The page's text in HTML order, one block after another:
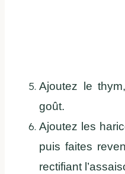
Ajoutez le
goût.
Ajoutez les
puis faites
rectifiant